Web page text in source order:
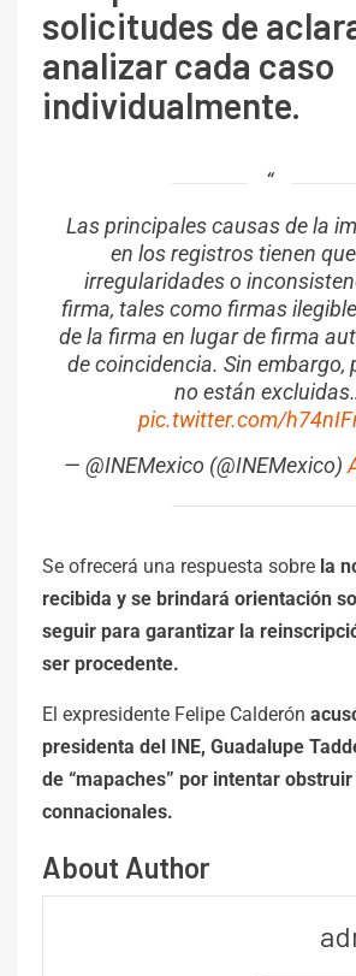
solicitudes de
analizar cada caso
individualmente.
Las principales causas de la
en los registros tienen
irregularidades o
firma, tales como firmas
de la firma en lugar de firma
de coincidencia. Sin embargo,
no están
pic.twitter.com/
— @INEMexico (@INEMexico)
Se ofrecerá una respuesta sobre la
recibida y se brindará orientación
seguir para garantizar la
ser procedente.
El expresidente Felipe Calderón
presidenta del INE, Guadalupe
de “mapaches” por intentar
connacionales.
About Author